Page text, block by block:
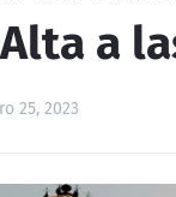
a
25, 2023